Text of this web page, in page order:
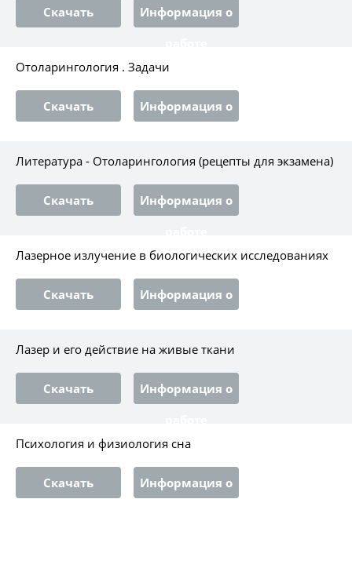
Скачать
Информация о
Отоларингология . Задачи
Скачать
Информация о
Литература - Отоларингология (рецепты для экзамена)
Скачать
Информация о
Лазерное излучение в биологических исследованиях
Скачать
Информация о
Лазер и его действие на живые ткани
Скачать
Информация о
Психология и физиология сна
Скачать
Информация о